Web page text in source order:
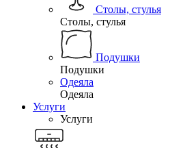
Столы, стулья
Столы, стулья
Подушки
Подушки
Одеяла
Одеяла
Услуги
Услуги